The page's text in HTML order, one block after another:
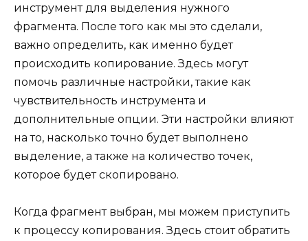
инструмент для выделения нужного
фрагмента. После того как мы это сделали,
важно определить, как именно будет
происходить копирование. Здесь могут
помочь различные настройки, такие как
чувствительность инструмента и
дополнительные опции. Эти настройки влияют
на то, насколько точно будет выполнено
выделение, а также на количество точек,
которое будет скопировано.
Когда фрагмент выбран, мы можем приступить
к процессу копирования. Здесь стоит обратить